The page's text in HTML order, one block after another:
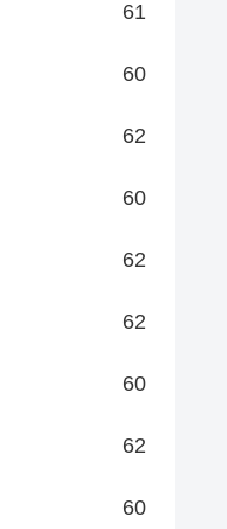
61
60
62
60
62
62
60
62
60